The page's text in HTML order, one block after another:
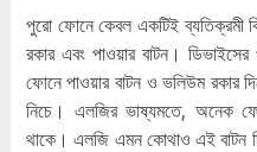
পুরো ফোনে কেবল একটিই
রকার এবং পাওয়ার বাটন।
ফোনে পাওয়ার বাটন ও ভলিউম রকার
নিচে। এলজির ভাষ্যমতে, অনেক
থাকে। এলজি এমন কোথাও এই বাটন